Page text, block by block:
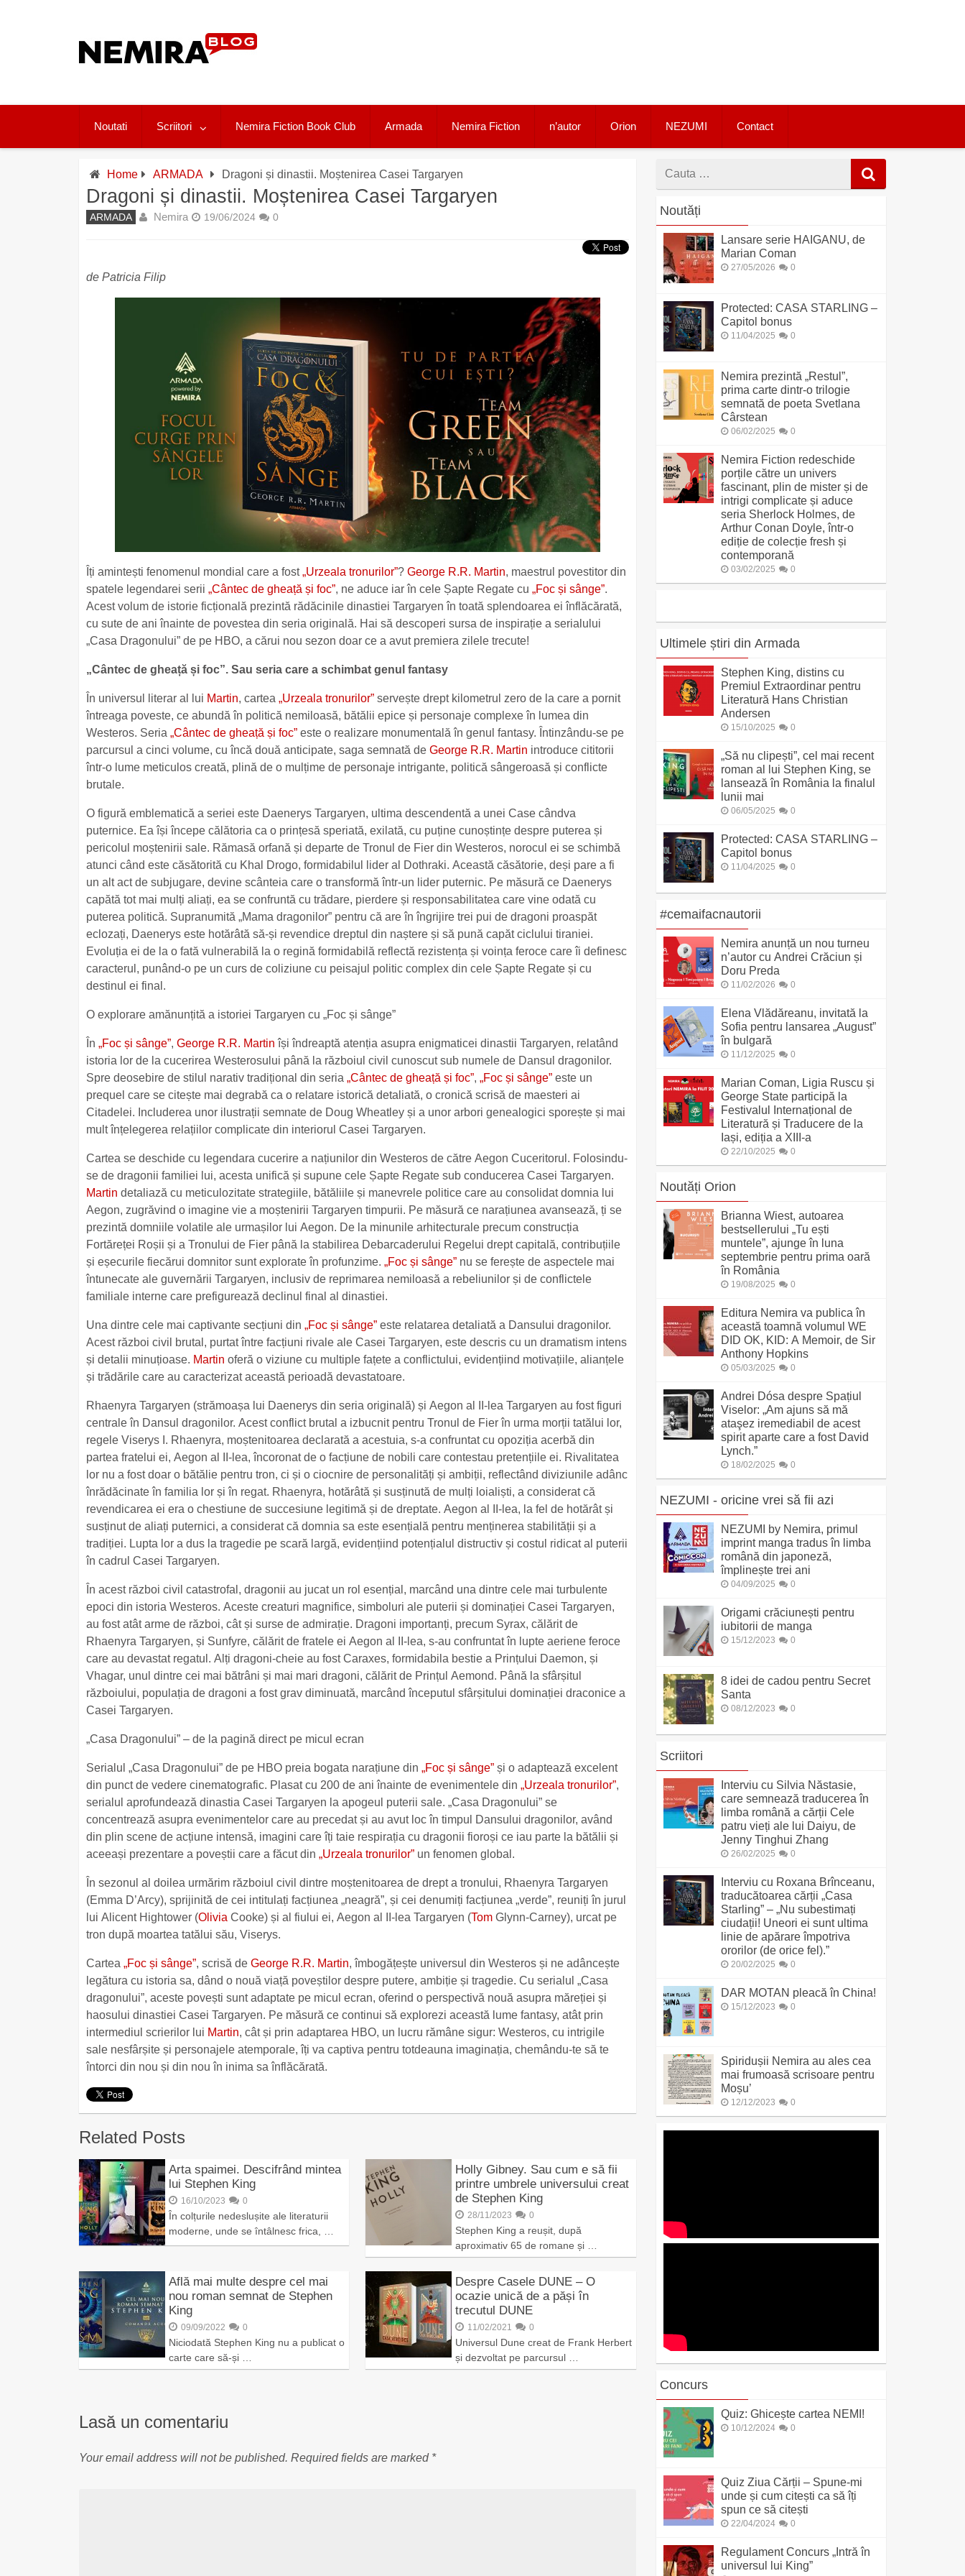
Noutati Scriitori Nemira Fiction Book Club Armada Nemira Fiction n’autor Orion NEZUMI Contact
Home ARMADA Dragoni și dinastii. Moștenirea Casei Targaryen
Dragoni și dinastii. Moștenirea Casei Targaryen
ARMADA Nemira 19/06/2024 0
de Patricia Filip
Îți amintești fenomenul mondial care a fost„Urzeala tronurilor”? George R.R. Martin, maestrul povestitor din
spatele legendarei serii „Cântec de gheață și foc”, ne aduce iar în cele Șapte Regate cu „Foc și sânge”.
Acest volum de istorie ficțională prezintă rădăcinile dinastiei Targaryen în toată splendoarea ei înflăcărată,
cu sute de ani înainte de povestea din seria originală. Hai să descoperi sursa de inspirație a serialului
„Casa Dragonului” de pe HBO, a cărui nou sezon doar ce a avut premiera zilele trecute!
„Cântec de gheață și foc”. Sau seria care a schimbat genul fantasy
În universul literar al lui Martin, cartea „Urzeala tronurilor” servește drept kilometrul zero de la care a pornit
întreaga poveste, ce abundă în politică nemiloasă, bătălii epice și personaje complexe în lumea din
Westeros. Seria „Cântec de gheață și foc” este o realizare monumentală în genul fantasy. Întinzându-se pe
parcursul a cinci volume, cu încă două anticipate, saga semnată de George R.R. Martin introduce cititorii
într-o lume meticulos creată, plină de o mulțime de personaje intrigante, politică sângeroasă și conflicte
brutale.
O figură emblematică a seriei este Daenerys Targaryen, ultima descendentă a unei Case cândva
puternice. Ea își începe călătoria ca o prințesă speriată, exilată, cu puține cunoștințe despre puterea și
pericolul moștenirii sale. Rămasă orfană și departe de Tronul de Fier din Westeros, norocul ei se schimbă
atunci când este căsătorită cu Khal Drogo, formidabilul lider al Dothraki. Această căsătorie, deși pare a fi
un alt act de subjugare, devine scânteia care o transformă într-un lider puternic. Pe măsură ce Daenerys
capătă tot mai mulți aliați, ea se confruntă cu trădare, pierdere și responsabilitatea care vine odată cu
puterea politică. Supranumită „Mama dragonilor” pentru că are în îngrijire trei pui de dragoni proaspăt
eclozați, Daenerys este hotărâtă să-și revendice dreptul din naștere și să pună capăt ciclului tiraniei.
Evoluția ei de la o fată vulnerabilă la o regină formidabilă reflectă rezistența și voința feroce care îi definesc
caracterul, punând-o pe un curs de coliziune cu peisajul politic complex din cele Șapte Regate și cu
destinul ei final.
O explorare amănunțită a istoriei Targaryen cu „Foc și sânge”
În „Foc și sânge”, George R.R. Martin își îndreaptă atenția asupra enigmaticei dinastii Targaryen, relatând
istoria lor de la cucerirea Westerosului până la războiul civil cunoscut sub numele de Dansul dragonilor.
Spre deosebire de stilul narativ tradițional din seria „Cântec de gheață și foc”, „Foc și sânge” este un
prequel care se citește mai degrabă ca o relatare istorică detaliată, o cronică scrisă de maesteri ai
Citadelei. Includerea unor ilustrații semnate de Doug Wheatley și a unor arbori genealogici sporește și mai
mult înțelegerea relațiilor complicate din interiorul Casei Targaryen.
Cartea se deschide cu legendara cucerire a națiunilor din Westeros de către Aegon Cuceritorul. Folosindu-
se de dragonii familiei lui, acesta unifică și supune cele Șapte Regate sub conducerea Casei Targaryen.
Martin detaliază cu meticulozitate strategiile, bătăliile și manevrele politice care au consolidat domnia lui
Aegon, zugrăvind o imagine vie a moștenirii Targaryen timpurii. Pe măsură ce narațiunea avansează, ți se
prezintă domniile volatile ale urmașilor lui Aegon. De la minunile arhitecturale precum construcția
Fortăreței Roșii și a Tronului de Fier până la stabilirea Debarcaderului Regelui drept capitală, contribuțiile
și eșecurile fiecărui domnitor sunt explorate în profunzime. „Foc și sânge” nu se ferește de aspectele mai
întunecate ale guvernării Targaryen, inclusiv de reprimarea nemiloasă a rebeliunilor și de conflictele
familiale interne care prefigurează declinul final al dinastiei.
Una dintre cele mai captivante secțiuni din „Foc și sânge” este relatarea detaliată a Dansului dragonilor.
Acest război civil brutal, purtat între facțiuni rivale ale Casei Targaryen, este descris cu un dramatism intens
și detalii minuțioase. Martin oferă o viziune cu multiple fațete a conflictului, evidențiind motivațiile, alianțele
și trădările care au caracterizat această perioadă devastatoare.
Rhaenyra Targaryen (strămoașa lui Daenerys din seria originală) și Aegon al II-lea Targaryen au fost figuri
centrale în Dansul dragonilor. Acest conflict brutal a izbucnit pentru Tronul de Fier în urma morții tatălui lor,
regele Viserys I. Rhaenyra, moștenitoarea declarată a acestuia, s-a confruntat cu opoziția acerbă din
partea fratelui ei, Aegon al II-lea, încoronat de o facțiune de nobili care contestau pretențiile ei. Rivalitatea
lor nu a fost doar o bătălie pentru tron, ci și o ciocnire de personalități și ambiții, reflectând diviziunile adânc
înrădăcinate în familia lor și în regat. Rhaenyra, hotărâtă și susținută de mulți loialiști, a considerat că
revendicarea ei era o chestiune de succesiune legitimă și de dreptate. Aegon al II-lea, la fel de hotărât și
susținut de aliați puternici, a considerat că domnia sa este esențială pentru menținerea stabilității și a
tradiției. Lupta lor a dus la tragedie pe scară largă, evidențiind potențialul distructiv și costul ridicat al puterii
în cadrul Casei Targaryen.
În acest război civil catastrofal, dragonii au jucat un rol esențial, marcând una dintre cele mai turbulente
epoci din istoria Westeros. Aceste creaturi magnifice, simboluri ale puterii și dominației Casei Targaryen,
au fost atât arme de război, cât și surse de admirație. Dragoni importanți, precum Syrax, călărit de
Rhaenyra Targaryen, și Sunfyre, călărit de fratele ei Aegon al II-lea, s-au confruntat în lupte aeriene feroce
care au devastat regatul. Alți dragoni-cheie au fost Caraxes, formidabila bestie a Prințului Daemon, și
Vhagar, unul dintre cei mai bătrâni și mai mari dragoni, călărit de Prințul Aemond. Până la sfârșitul
războiului, populația de dragoni a fost grav diminuată, marcând începutul sfârșitului dominației draconice a
Casei Targaryen.
„Casa Dragonului” – de la pagină direct pe micul ecran
Serialul „Casa Dragonului” de pe HBO preia bogata narațiune din „Foc și sânge” și o adaptează excelent
din punct de vedere cinematografic. Plasat cu 200 de ani înainte de evenimentele din „Urzeala tronurilor”,
serialul aprofundează dinastia Casei Targaryen la apogeul puterii sale. „Casa Dragonului” se
concentrează asupra evenimentelor care au precedat și au avut loc în timpul Dansului dragonilor, având
din plin scene de acțiune intensă, imagini care îți taie respirația cu dragonii fioroși ce iau parte la bătălii și
aceeași prezentare a poveștii care a făcut din „Urzeala tronurilor” un fenomen global.
În sezonul al doilea urmărim războiul civil dintre moștenitoarea de drept a tronului, Rhaenyra Targaryen
(Emma D’Arcy), sprijinită de cei intitulați facțiunea „neagră”, și cei denumiți facțiunea „verde”, reuniți în jurul
lui Alicent Hightower (Olivia Cooke) și al fiului ei, Aegon al II-lea Targaryen (Tom Glynn-Carney), urcat pe
tron după moartea tatălui său, Viserys.
Cartea „Foc și sânge”, scrisă de George R.R. Martin, îmbogățește universul din Westeros și ne adâncește
legătura cu istoria sa, dând o nouă viață poveștilor despre putere, ambiție și tragedie. Cu serialul „Casa
dragonului”, aceste povești sunt adaptate pe micul ecran, oferind o perspectivă nouă asupra măreției și
haosului dinastiei Casei Targaryen. Pe măsură ce continui să explorezi această lume fantasy, atât prin
intermediul scrierilor lui Martin, cât și prin adaptarea HBO, un lucru rămâne sigur: Westeros, cu intrigile
sale nesfârșite și personajele atemporale, îți va captiva pentru totdeauna imaginația, chemându-te să te
întorci din nou și din nou în inima sa înflăcărată.
Related Posts
Arta spaimei. Descifrând mintea
lui Stephen King
16/10/2023 0
În colțurile nedeslușite ale literaturii
moderne, unde se întâlnesc frica, …
Holly Gibney. Sau cum e să fii
printre umbrele universului creat
de Stephen King
28/11/2023 0
Stephen King a reușit, după
aproximativ 65 de romane și …
Află mai multe despre cel mai
nou roman semnat de Stephen
King
09/09/2022 0
Niciodată Stephen King nu a publicat o
carte care să-și …
Despre Casele DUNE – O
ocazie unică de a păși în
trecutul DUNE
11/02/2021 0
Universul Dune creat de Frank Herbert
și dezvoltat pe parcursul …
Lasă un comentariu
Your email address will not be published. Required fields are marked *
Cauta
Noutăți
Lansare serie HAIGANU, de
Marian Coman
27/05/2026 0
Protected: CASA STARLING –
Capitol bonus
11/04/2025 0
Nemira prezintă „Restul”,
prima carte dintr-o trilogie
semnată de poeta Svetlana
Cârstean
06/02/2025 0
Nemira Fiction redeschide
porțile către un univers
fascinant, plin de mister și de
intrigi complicate și aduce
seria Sherlock Holmes, de
Arthur Conan Doyle, într-o
ediție de colecție fresh și
contemporană
03/02/2025 0
Ultimele știri din Armada
Stephen King, distins cu
Premiul Extraordinar pentru
Literatură Hans Christian
Andersen
15/10/2025 0
„Să nu clipești”, cel mai recent
roman al lui Stephen King, se
lansează în România la finalul
lunii mai
06/05/2025 0
Protected: CASA STARLING –
Capitol bonus
11/04/2025 0
#cemaifacnautorii
Nemira anunță un nou turneu
n’autor cu Andrei Crăciun și
Doru Preda
11/02/2026 0
Elena Vlădăreanu, invitată la
Sofia pentru lansarea „August”
în bulgară
11/12/2025 0
Marian Coman, Ligia Ruscu și
George State participă la
Festivalul Internațional de
Literatură și Traducere de la
Iași, ediția a XIII-a
22/10/2025 0
Noutăți Orion
Brianna Wiest, autoarea
bestsellerului „Tu ești
muntele”, ajunge în luna
septembrie pentru prima oară
în România
19/08/2025 0
Editura Nemira va publica în
această toamnă volumul WE
DID OK, KID: A Memoir, de Sir
Anthony Hopkins
05/03/2025 0
Andrei Dósa despre Spațiul
Viselor: „Am ajuns să mă
ataşez iremediabil de acest
spirit aparte care a fost David
Lynch.”
18/02/2025 0
NEZUMI - oricine vrei să fii azi
NEZUMI by Nemira, primul
imprint manga tradus în limba
română din japoneză,
împlinește trei ani
04/09/2025 0
Origami crăciunești pentru
iubitorii de manga
15/12/2023 0
8 idei de cadou pentru Secret
Santa
08/12/2023 0
Scriitori
Interviu cu Silvia Năstasie,
care semnează traducerea în
limba română a cărții Cele
patru vieți ale lui Daiyu, de
Jenny Tinghui Zhang
26/02/2025 0
Interviu cu Roxana Brînceanu,
traducătoarea cărții „Casa
Starling” – „Nu subestimați
ciudații! Uneori ei sunt ultima
linie de apărare împotriva
ororilor (de orice fel).”
20/02/2025 0
DAR MOTAN pleacă în China!
15/12/2023 0
Spiridușii Nemira au ales cea
mai frumoasă scrisoare pentru
Moșu’
12/12/2023 0
Concurs
Quiz: Ghicește cartea NEMI!
10/12/2024 0
Quiz Ziua Cărții – Spune-mi
unde și cum citești ca să îți
spun ce să citești
22/04/2024 0
Regulament Concurs „Intră în
universul lui King”